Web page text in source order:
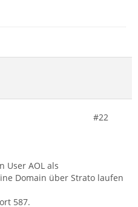
#22
User AOL als
Domain über Strato laufen
587.